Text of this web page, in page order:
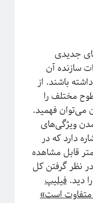
جدیدی
سازنده آن
باشند. از
مختلف را
می‌توان فهمید.
ویژگی‌های
دارد که در
قابل مشاهده
نظر گرفتن کل
دید.فیلیپ
است»